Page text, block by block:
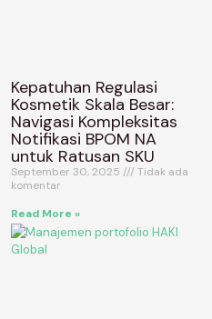
Kepatuhan Regulasi
Kosmetik Skala Besar:
Navigasi Kompleksitas
Notifikasi BPOM NA
untuk Ratusan SKU
September 30, 2025
Tidak ada
komentar
Read More »